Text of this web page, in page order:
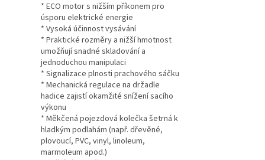
* ECO motor s nižším příkonem pro
úsporu elektrické energie
* Vysoká účinnost vysávání
* Praktické rozměry a nižší hmotnost
umožňují snadné skladování a
jednoduchou manipulaci
* Signalizace plnosti prachového sáčku
* Mechanická regulace na držadle
hadice zajistí okamžité snížení sacího
výkonu
* Měkčená pojezdová kolečka šetrná k
hladkým podlahám (např. dřevěné,
plovoucí, PVC, vinyl, linoleum,
marmoleum apod.)